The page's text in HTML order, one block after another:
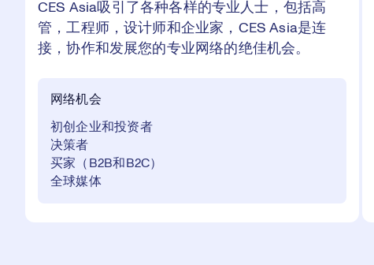
CES Asia吸引了各种各样的专业人士，包括高
管，工程师，设计师和企业家，CES Asia是连
接，协作和发展您的专业网络的绝佳机会。
网络机会
初创企业和投资者
决策者
买家（B2B和B2C）
全球媒体